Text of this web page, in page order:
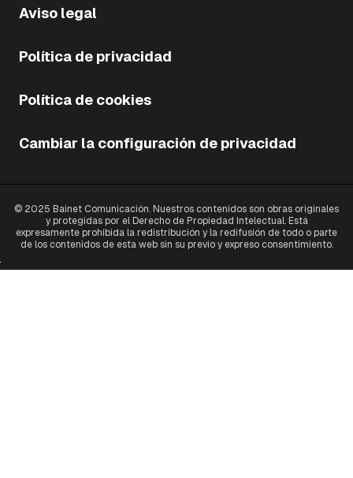
Aviso legal
Política de privacidad
Política de cookies
Cambiar la configuración de privacidad
© 2025 Bainet Comunicación. Nuestros contenidos son obras originales
y protegidas por el Derecho de Propiedad Intelectual. Está
expresamente prohibida la redistribución y la redifusión de todo o parte
de los contenidos de esta web sin su previo y expreso consentimiento.